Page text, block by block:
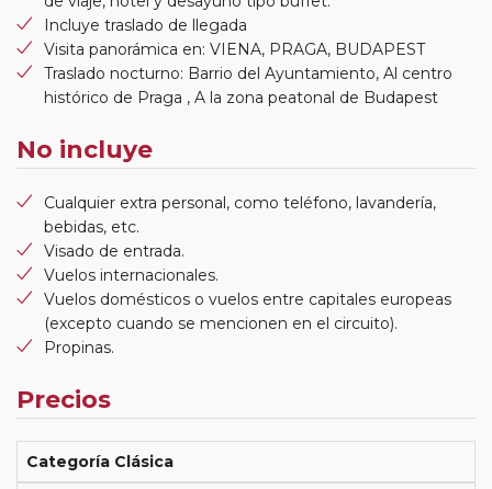
Incluye traslado de llegada
Visita panorámica en: VIENA, PRAGA, BUDAPEST
Traslado nocturno: Barrio del Ayuntamiento, Al centro
histórico de Praga , A la zona peatonal de Budapest
No incluye
Cualquier extra personal, como teléfono, lavandería,
bebidas, etc.
Visado de entrada.
Vuelos internacionales.
Vuelos domésticos o vuelos entre capitales europeas
(excepto cuando se mencionen en el circuito).
Propinas.
Precios
Categoría Clásica